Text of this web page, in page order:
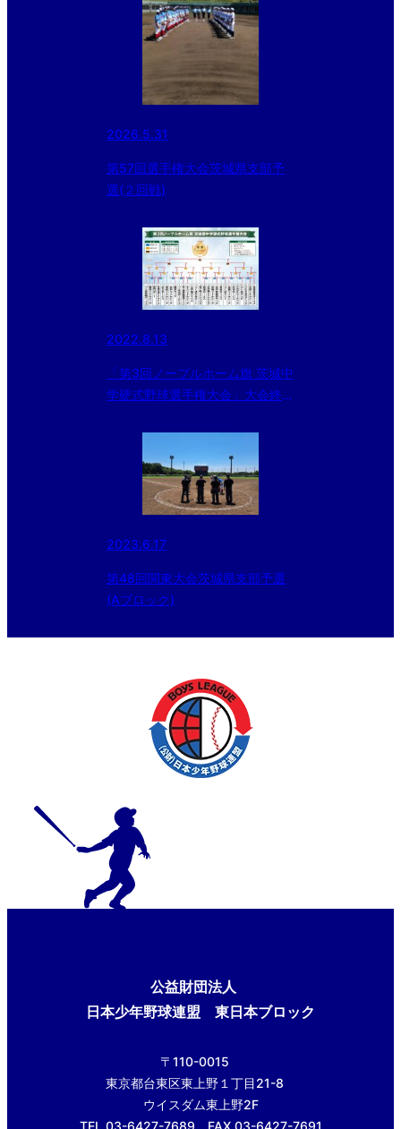
2026.5.31
第57回選手権大会茨城県支部予
選(２回戦)
2022.8.13
「第3回ノーブルホーム旗 茨城中
学硬式野球選手権大会」大会終了
2023.6.17
第48回関東大会茨城県支部予選
(Aブロック)
公益財団法人
日本少年野球連盟 東日本ブロック
〒110-0015
東京都台東区東上野１丁目21-8
ウイスダム東上野2F